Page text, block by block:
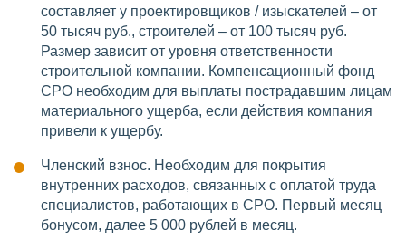
составляет у проектировщиков / изыскателей – от
50 тысяч руб., строителей – от 100 тысяч руб.
Размер зависит от уровня ответственности
строительной компании. Компенсационный фонд
СРО необходим для выплаты пострадавшим лицам
материального ущерба, если действия компания
привели к ущербу.
Членский взнос. Необходим для покрытия
внутренних расходов, связанных с оплатой труда
специалистов, работающих в СРО. Первый месяц
бонусом, далее 5 000 рублей в месяц.